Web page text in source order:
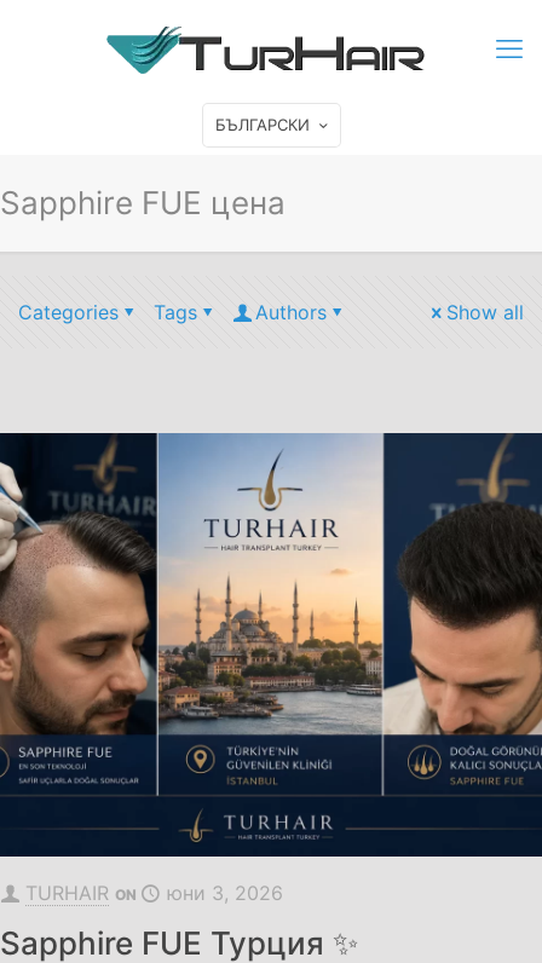
БЪЛГАРСКИ
Sapphire FUE цена
Categories Tags Authors Show all
TURHAIR ON юни 3, 2026
Sapphire FUE Турция ✨